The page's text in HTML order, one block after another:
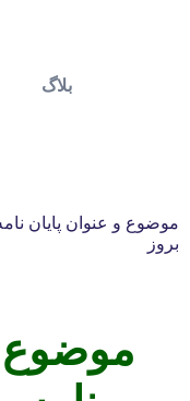
بلاگ
موضوع و عنوان پایان
بروز
موضوع